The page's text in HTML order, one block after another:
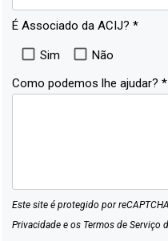
É Associado da ACIJ? *
Sim
Não
Como podemos lhe ajudar? *
Este site é protegido por
Privacidadee os Termos de Serviço